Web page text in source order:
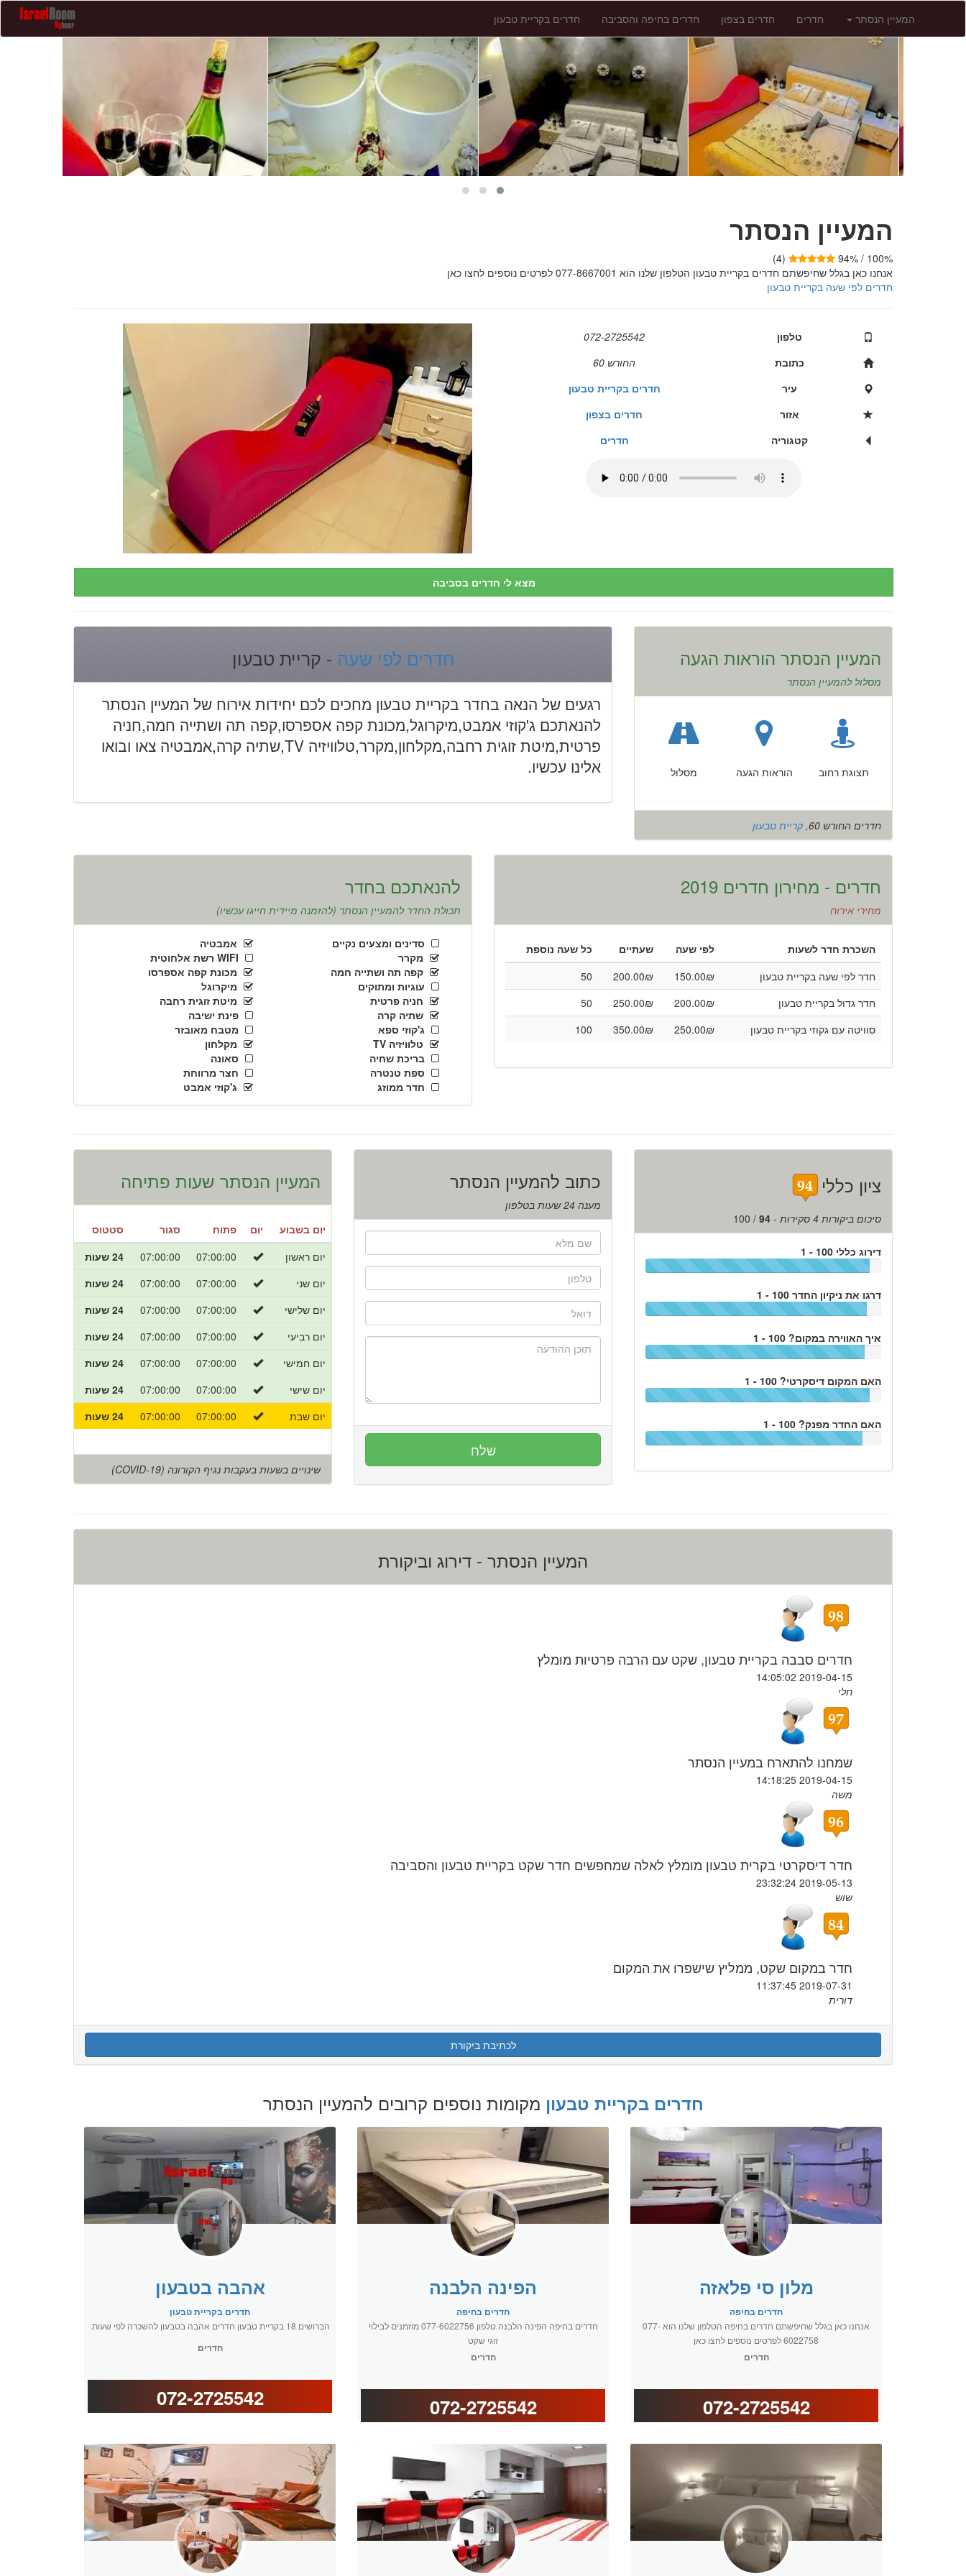
חדרים בקריית טבעון חדרים בחיפה והסביבה חדרים בצפון חדרים המעיין הנסתר
המעיין הנסתר
100% / 94%
(4)
אנחנו כאן בגלל שחיפשתם חדרים בקריית טבעון הטלפון שלנו הוא 077-8667001 לפרטים נוספים לחצו כאן
חדרים לפי שעה בקריית טבעון
טלפון
072-2725542
כתובת
החורש 60
עיר
חדרים בקריית טבעון
אזור
חדרים בצפון
קטגוריה
חדרים
מצא לי חדרים בסביבה
חדרים לפי שעה - קריית טבעון
רגעים של הנאה בחדר בקריית טבעון מחכים לכם יחידות אירוח של המעיין הנסתר
להנאתכם ג'קוזי אמבט,מיקרוגל,מכונת קפה אספרסו,קפה תה ושתייה חמה,חניה
פרטית,מיטת זוגית רחבה,מקלחון,מקרר,טלוויזיה TV,שתיה קרה,אמבטיה צאו ובואו
אלינו עכשיו.
המעיין הנסתר הוראות הגעה
מסלול להמעיין הנסתר
תצוגת רחוב הוראות הגעה מסלול
חדרים החורש 60, קריית טבעון
להנאתכם בחדר
תכולת החדר להמעיין הנסתר (להזמנה מיידית חייגו עכשיו)
אמבטיה
סדינים ומצעים נקיים
WIFI רשת אלחוטית
מקרר
מכונת קפה אספרסו
קפה תה ושתייה חמה
מיקרוגל
עוגיות ומתוקים
מיטת זוגית רחבה
חניה פרטית
פינת ישיבה
שתיה קרה
מטבח מאובזר
ג'קוזי ספא
מקלחון
טלוויזיה TV
סאונה
בריכת שחיה
חצר מרווחת
ספת טנטרה
ג'קוזי אמבט
חדר ממוזג
חדרים - מחירון חדרים 2019
מחירי אירוח
השכרת חדר לשעות לפי שעה שעתיים
כל שעה נוספת
חדר לפי שעה בקריית טבעון
150.00₪
200.00₪
50
חדר גדול בקריית טבעון
200.00₪
250.00₪
50
סוויטה עם גקוזי בקריית טבעון
250.00₪
350.00₪
100
המעיין הנסתר שעות פתיחה
יום בשבוע יום פתוח סגור
סטטוס
יום ראשון
07:00:00
07:00:00
24 שעות
יום שני
07:00:00
07:00:00
24 שעות
יום שלישי
07:00:00
07:00:00
24 שעות
יום רביעי
07:00:00
07:00:00
24 שעות
יום חמישי
07:00:00
07:00:00
24 שעות
יום שישי
07:00:00
07:00:00
24 שעות
יום שבת
07:00:00
07:00:00 24 שעות
שינויים בשעות בעקבות נגיף הקורונה (COVID-19)
כתוב להמעיין הנסתר
מענה 24 שעות בטלפון
ציון כללי
סיכום ביקורות 4 סקירות -
94
/
100
דירוג כללי 100 - 1
דרגו את ניקיון החדר 100 - 1
איך האווירה במקום? 100 - 1
האם המקום דיסקרטי? 100 - 1
האם החדר מפנק? 100 - 1
המעיין הנסתר - דירוג וביקורת
חדרים סבבה בקריית טבעון, שקט עם הרבה פרטיות מומלץ
2019-04-15 14:05:02
חלי
שמחנו להתארח במעיין הנסתר
2019-04-15 14:18:25
משה
חדר דיסקרטי בקרית טבעון מומלץ לאלה שמחפשים חדר שקט בקריית טבעון והסביבה
2019-05-13 23:32:24
שוש
חדר במקום שקט, ממליץ שישפרו את המקום
2019-07-31 11:37:45
דורית
לכתיבת ביקורת
חדרים בקריית טבעון מקומות נוספים קרובים להמעיין הנסתר
אהבה בטבעון
חדרים בקריית טבעון
הברושים 18 בקריית טבעון חדרים אהבה בטבעון להשכרה לפי שעות.
חדרים
072-2725542
הפינה הלבנה
חדרים בחיפה
חדרים בחיפה הפינה הלבנה טלפון 077-6022756 מוזמנים לבילוי
זוגי שקט
חדרים
072-2725542
מלון סי פלאזה
חדרים בחיפה
אנחנו כאן בגלל שחיפשתם חדרים בחיפה הטלפון שלנו הוא 077-
6022758 לפרטים נוספים לחצו כאן
חדרים
072-2725542